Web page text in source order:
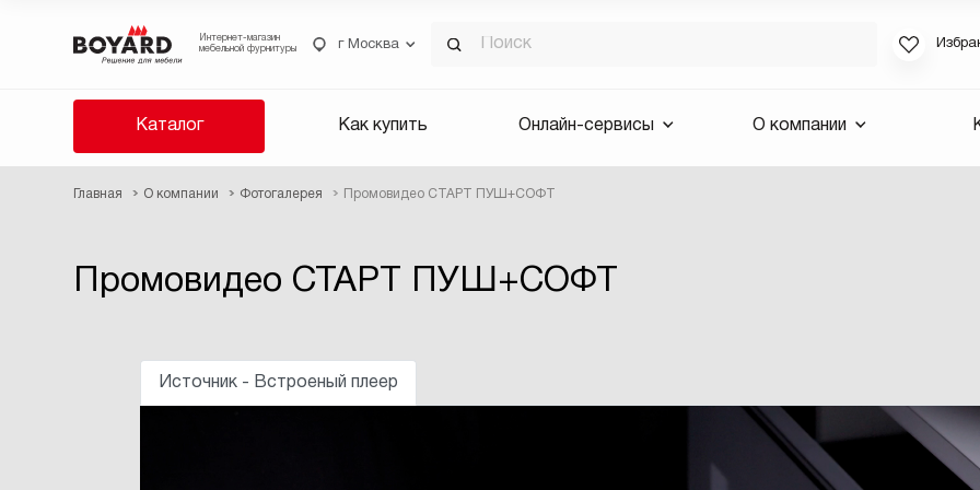
Интернет-магазин
мебельной фурнитуры
г Москва
Каталог Как купить Онлайн-сервисы О компании
Главная О компании Фотогалерея Промовидео СТАРТ ПУШ+СОФТ
Промовидео СТАРТ ПУШ+СОФТ
Источник - Встроеный плеер
Если вы
для смены
будут